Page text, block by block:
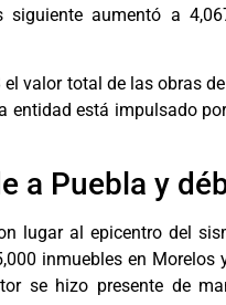
aumentó a
valor total de las obras
entidad está impulsado
a Puebla y
lugar al epicentro del
inmuebles en Morelos
se hizo presente de